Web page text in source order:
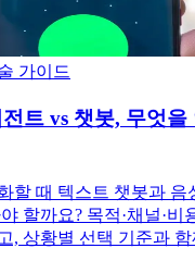
가이드
트 vs 챗봇, 무엇을
할 때 텍스트 챗봇과 음
할까요? 목적·채널·비
, 상황별 선택 기준과